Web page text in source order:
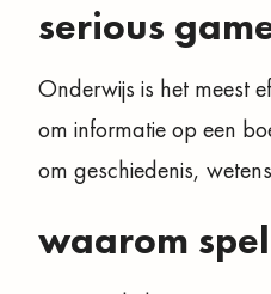
serious
Onderwijs is het meest
om informatie op een
om geschiedenis,
waarom